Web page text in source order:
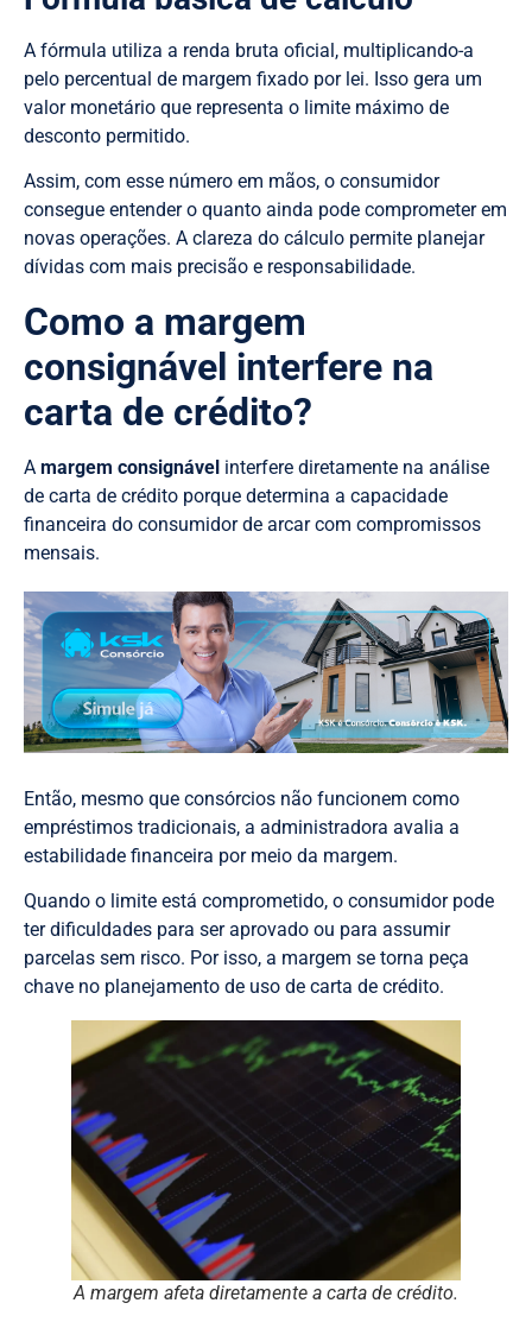
A fórmula utiliza a renda bruta oficial, multiplicando-a
pelo percentual de margem fixado por lei. Isso gera um
valor monetário que representa o limite máximo de
desconto permitido.
Assim, com esse número em mãos, o consumidor
consegue entender o quanto ainda pode comprometer em
novas operações. A clareza do cálculo permite planejar
dívidas com mais precisão e responsabilidade.
Como a margem
consignável interfere na
carta de crédito?
A margem consignável interfere diretamente na análise
de carta de crédito porque determina a capacidade
financeira do consumidor de arcar com compromissos
mensais.
Então, mesmo que consórcios não funcionem como
empréstimos tradicionais, a administradora avalia a
estabilidade financeira por meio da margem.
Quando o limite está comprometido, o consumidor pode
ter dificuldades para ser aprovado ou para assumir
parcelas sem risco. Por isso, a margem se torna peça
chave no planejamento de uso de carta de crédito.
A margem afeta diretamente a carta de crédito.